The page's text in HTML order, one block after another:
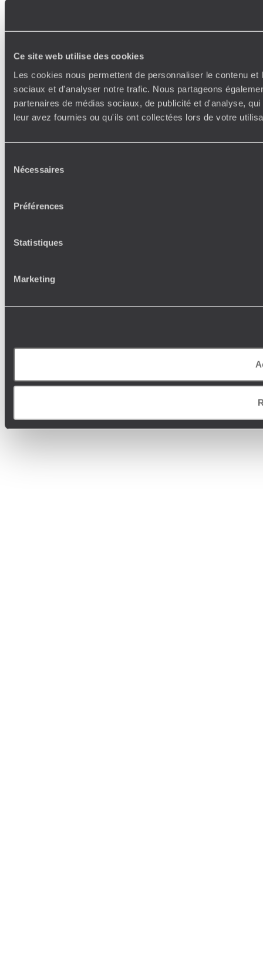
Ce site web utilise des cookies
Les cookies nous permettent de personnaliser le contenu
sociaux et d'analyser notre trafic. Nous partageons
partenaires de médias sociaux, de publicité et d'analyse,
leur avez fournies ou qu'ils ont collectées lors de votre
Nécessaires
Préférences
Statistiques
Marketing